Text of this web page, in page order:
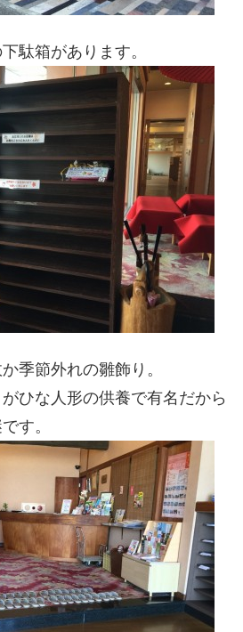
駄箱があります。
季節外れの雛飾り。
がひな人形の供養で有名だから
す。